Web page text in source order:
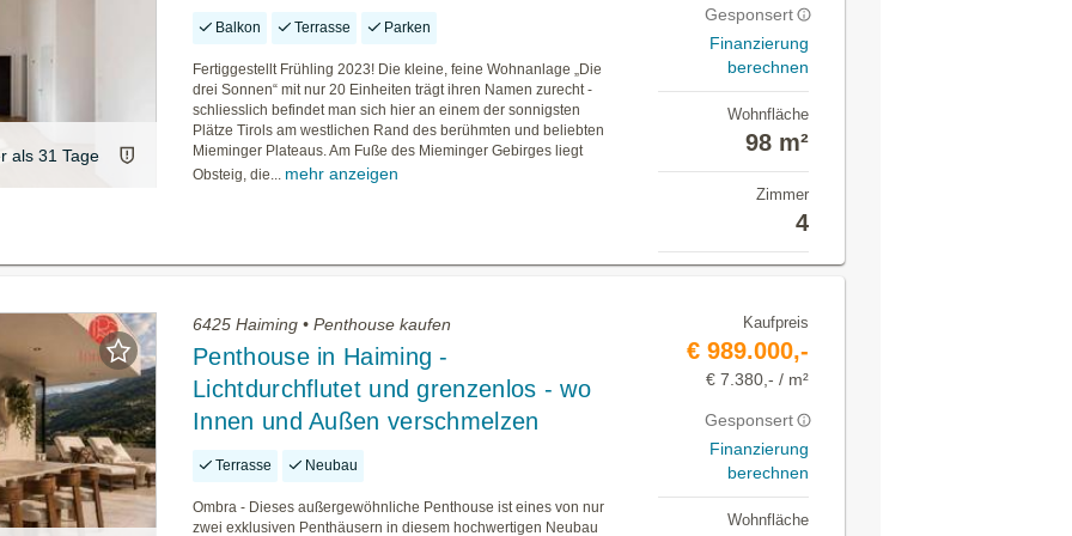
als 31 Tage
Balkon Terrasse Parken
Fertiggestellt Frühling 2023! Die kleine, feine Wohnanlage „Die
drei Sonnen“ mit nur 20 Einheiten trägt ihren Namen zurecht -
schliesslich befindet man sich hier an einem der sonnigsten
Plätze Tirols am westlichen Rand des berühmten und beliebten
Mieminger Plateaus. Am Fuße des Mieminger Gebirges liegt
Obsteig, die... mehr anzeigen
Gesponsert
Finanzierung
berechnen
Wohnfläche
98 m²
Zimmer
4
6425 Haiming • Penthouse kaufen
Penthouse in Haiming -
Lichtdurchflutet und grenzenlos - wo
Innen und Außen verschmelzen
Terrasse Neubau
Ombra - Dieses außergewöhnliche Penthouse ist eines von nur
zwei exklusiven Penthäusern in diesem hochwertigen Neubau
Kaufpreis
€ 989.000,-
€ 7.380,- / m²
Gesponsert
Finanzierung
berechnen
Wohnfläche